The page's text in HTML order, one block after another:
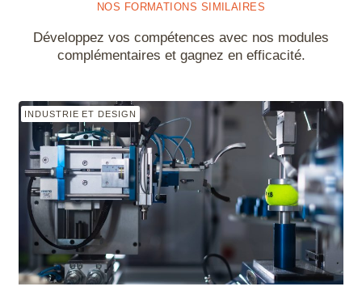
NOS FORMATIONS SIMILAIRES
Développez vos compétences avec nos modules
complémentaires et gagnez en efficacité.
INDUSTRIE ET DESIGN